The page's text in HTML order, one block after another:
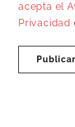
acepta el
Privacidad